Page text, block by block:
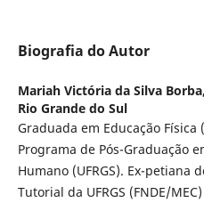
Biografia do Autor
Mariah Victória da Silva Borba,
Rio Grande do Sul
Graduada em Educação Física
Programa de Pós-Graduação
Humano (UFRGS). Ex-petiana
Tutorial da UFRGS (FNDE/MEC)